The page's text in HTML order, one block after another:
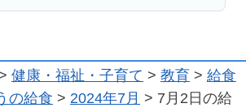
> 健康・福祉・子育て > 教育 > 給食
の給食 > 2024年7月 > 7月2日の給